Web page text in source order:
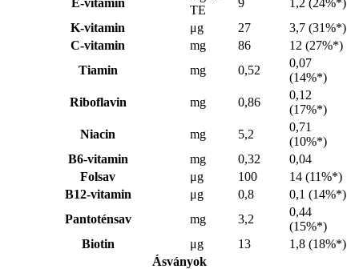
TE
K-vitamin
μg 27
3,7 (31%*)
C-vitamin
mg 86
12 (27%*)
Tiamin
mg 0,52
0,07
(14%*)
Riboflavin
mg 0,86
0,12
(17%*)
Niacin
mg 5,2
0,71
(10%*)
B6-vitamin
mg 0,32
0,04
Folsav
μg 100
14 (11%*)
B12-vitamin
μg 0,8
0,1 (14%*)
Pantoténsav
mg 3,2
0,44
(15%*)
Biotin
μg 13
1,8 (18%*)
Ásványok